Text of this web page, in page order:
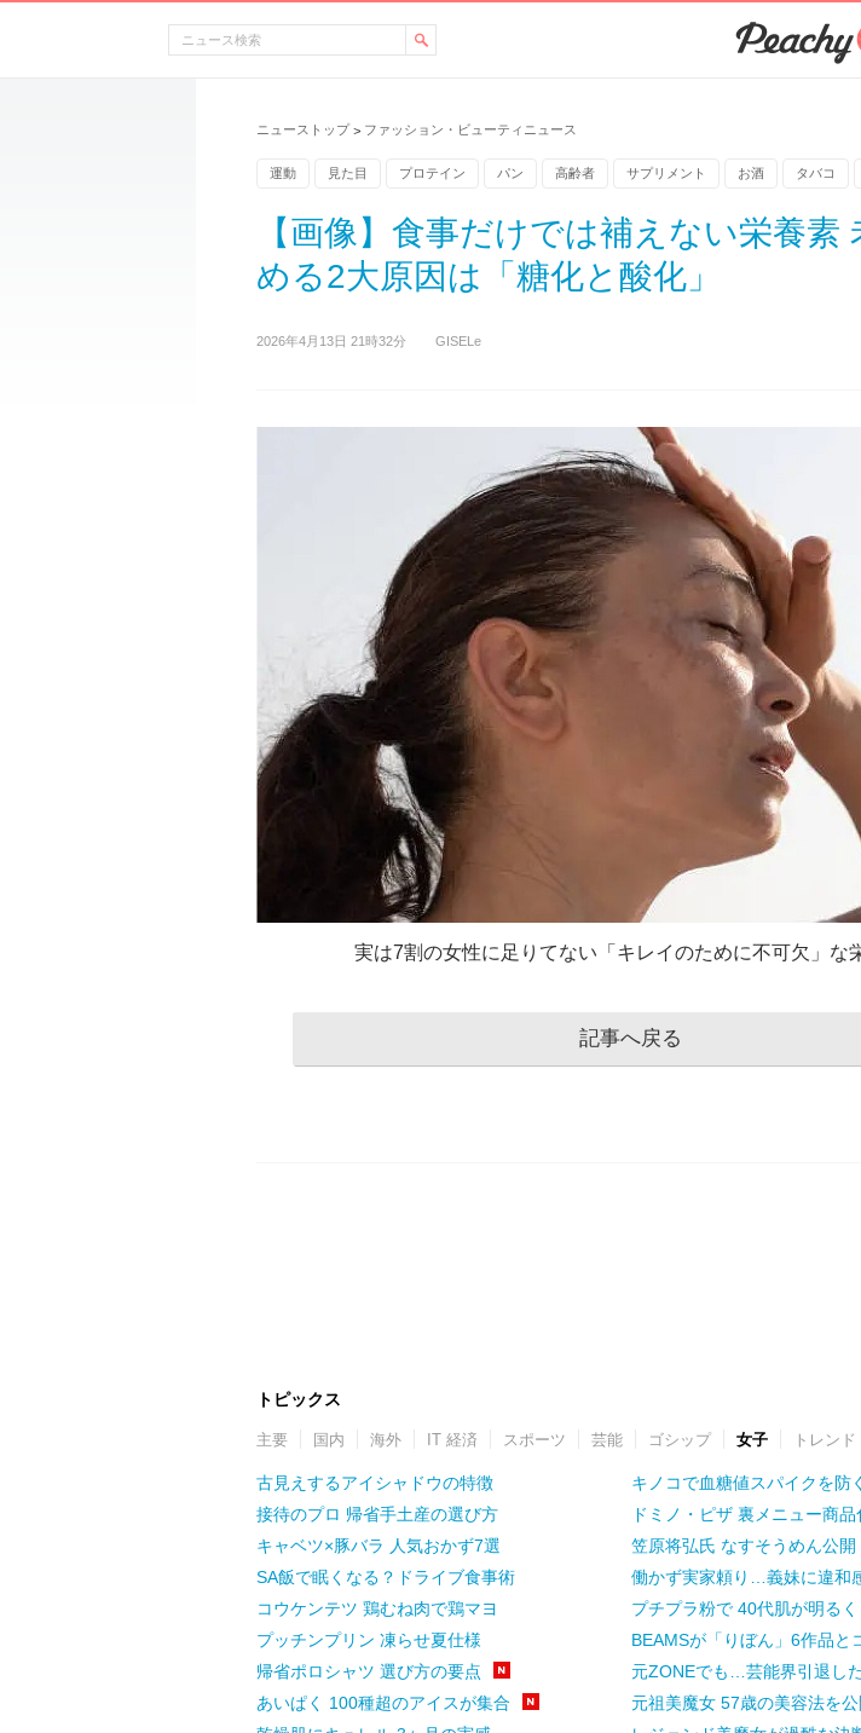
ニューストップ > ファッション・ビューティニュース
運動 見た目 プロテイン パン 高齢者 サプリメント お酒 タバコ
【画像】食事だけでは補えない栄養素
める2大原因は「糖化と酸化」
2026年4月13日 21時32分 GISELe
実は7割の女性に足りてない「キレイのために不可欠」な
記事へ戻る
トピックス
主要 国内 海外 IT 経済 スポーツ 芸能 ゴシップ 女子 トレンド
古見えするアイシャドウの特徴
接待のプロ 帰省手土産の選び方
キャベツ×豚バラ 人気おかず7選
SA飯で眠くなる？ドライブ食事術
コウケンテツ 鶏むね肉で鶏マヨ
プッチンプリン 凍らせ夏仕様
帰省ポロシャツ 選び方の要点
あいぱく 100種超のアイスが集合
キノコで血糖値スパイクを防
ドミノ・ピザ 裏メニュー商品
笠原将弘氏 なすそうめん公開
働かず実家頼り…義妹に違和
プチプラ粉で 40代肌が明るく
BEAMSが「りぼん」6作品と
元ZONEでも…芸能界引退し
元祖美魔女 57歳の美容法を公